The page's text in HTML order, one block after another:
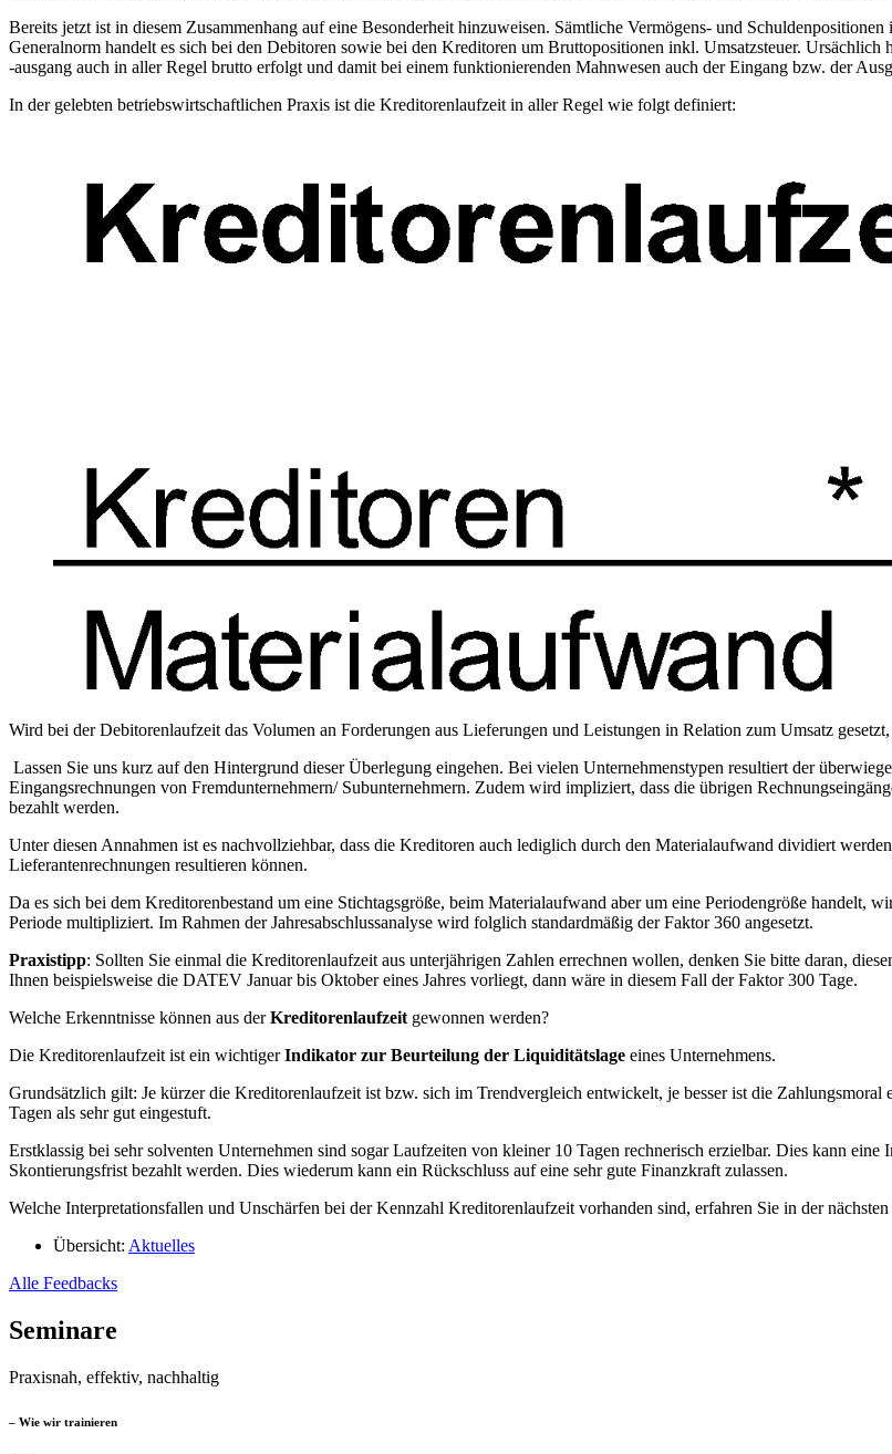
Bereits jetzt ist in diesem Zusammenhang auf eine Besonderheit hinzuweisen. Sämtliche Vermögens- und
Generalnorm handelt es sich bei den Debitoren sowie bei den Kreditoren um Bruttopositionen inkl. Umsatzsteuer. Ursächlich
-ausgang auch in aller Regel brutto erfolgt und damit bei einem funktionierenden Mahnwesen auch der Eingang bzw. der
In der gelebten betriebswirtschaftlichen Praxis ist die Kreditorenlaufzeit in aller Regel wie folgt definiert:
Wird bei der Debitorenlaufzeit das Volumen an Forderungen aus Lieferungen und Leistungen in Relation zum Umsatz
Lassen Sie uns kurz auf den Hintergrund dieser Überlegung eingehen. Bei vielen Unternehmenstypen resultiert der
Eingangsrechnungen von Fremdunternehmern/ Subunternehmern. Zudem wird impliziert, dass die übrigen
bezahlt werden.
Unter diesen Annahmen ist es nachvollziehbar, dass die Kreditoren auch lediglich durch den Materialaufwand dividiert
Lieferantenrechnungen resultieren können.
Da es sich bei dem Kreditorenbestand um eine Stichtagsgröße, beim Materialaufwand aber um eine Periodengröße handelt,
Periode multipliziert. Im Rahmen der Jahresabschlussanalyse wird folglich standardmäßig der Faktor 360 angesetzt.
Praxistipp: Sollten Sie einmal die Kreditorenlaufzeit aus unterjährigen Zahlen errechnen wollen, denken Sie bitte daran,
Ihnen beispielsweise die DATEV Januar bis Oktober eines Jahres vorliegt, dann wäre in diesem Fall der Faktor 300 Tage.
Welche Erkenntnisse können aus derKreditorenlaufzeit gewonnen werden?
Die Kreditorenlaufzeit ist ein wichtigerIndikator zur Beurteilung der Liquiditätslage eines Unternehmens.
Grundsätzlich gilt: Je kürzer die Kreditorenlaufzeit ist bzw. sich im Trendvergleich entwickelt, je besser ist die
Tagen als sehr gut eingestuft.
Erstklassig bei sehr solventen Unternehmen sind sogar Laufzeiten von kleiner 10 Tagen rechnerisch erzielbar. Dies kann
Skontierungsfrist bezahlt werden. Dies wiederum kann ein Rückschluss auf eine sehr gute Finanzkraft zulassen.
Welche Interpretationsfallen und Unschärfen bei der Kennzahl Kreditorenlaufzeit vorhanden sind, erfahren Sie in der nächsten
Übersicht: Aktuelles
Alle Feedbacks
Seminare
Praxisnah, effektiv, nachhaltig
– Wie wir trainieren